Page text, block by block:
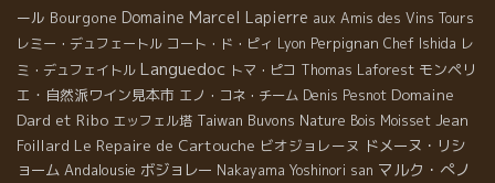
ール Bourgone Domaine Marcel Lapierre aux Amis des Vins Tours
レミー・デュフェートル コート・ド・ピィ Lyon Perpignan Chef Ishida レ
ミ・デュフェイトル Languedoc トマ・ピコ Thomas Laforest モンペリ
エ・自然派ワイン見本市 エノ・コネ・チーム Denis Pesnot Domaine
Dard et Ribo エッフェル塔 Taiwan Buvons Nature Bois Moisset Jean
Foillard Le Repaire de Cartouche ビオジョレーヌ ドメーヌ・リシ
ョーム Andalousie ボジョレー Nakayama Yoshinori san マルク・ぺノ